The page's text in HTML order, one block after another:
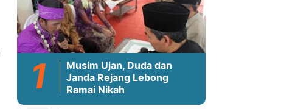
Musim Ujan, Duda dan
Janda Rejang Lebong
Ramai Nikah